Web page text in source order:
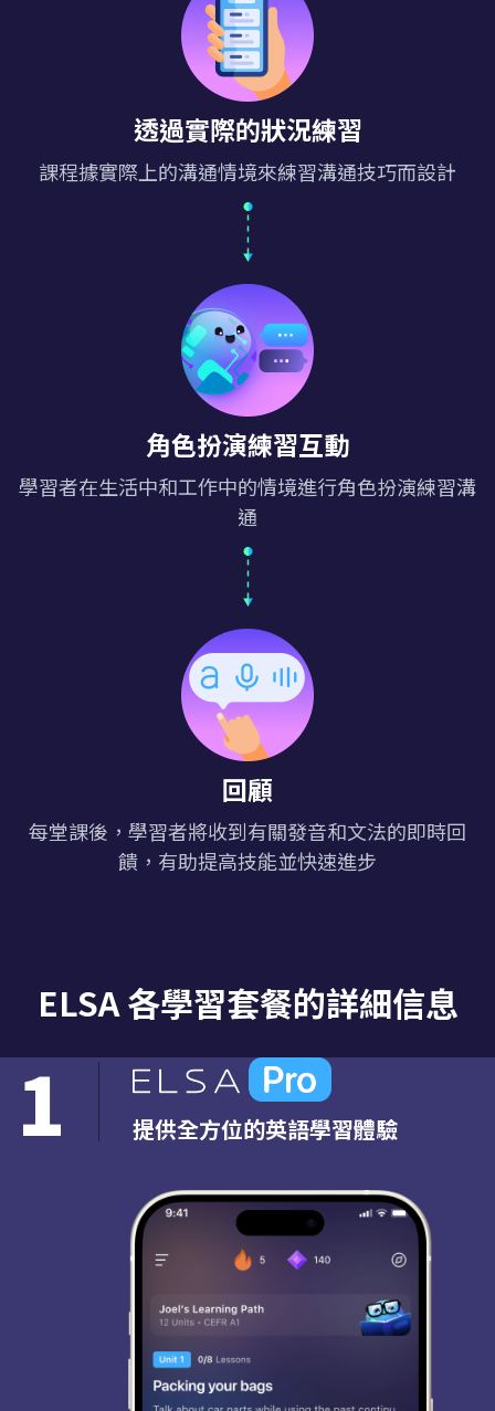
透過實際的狀況練習
課程據實際上的溝通情境來練習溝通技巧而設計
角色扮演練習互動
學習者在生活中和工作中的情境進行角色扮演練習溝
通
回顧
每堂課後，學習者將收到有關發音和文法的即時回
饋，有助提高技能並快速進步
ELSA 各學習套餐的詳細信息
1 提供全方位的英語學習體驗